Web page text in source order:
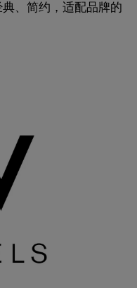
、简约，适配品牌的